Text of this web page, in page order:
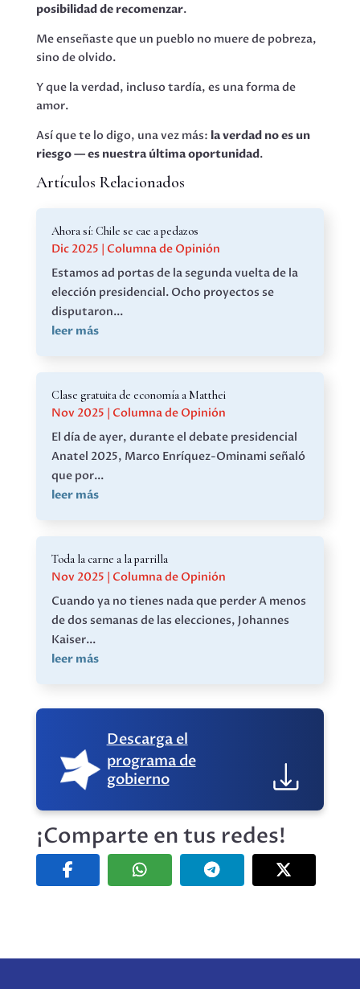
posibilidad de recomenzar.
Me enseñaste que un pueblo no muere de pobreza,
sino de olvido.
Y que la verdad, incluso tardía, es una forma de
amor.
Así que te lo digo, una vez más: la verdad no es un
riesgo — es nuestra última oportunidad.
Artículos Relacionados
Ahora sí: Chile se cae a pedazos
Dic 2025
Columna de Opinión
Estamos ad portas de la segunda vuelta de la
elección presidencial. Ocho proyectos se
disputaron...
leer más
Clase gratuita de economía a Matthei
Nov 2025
Columna de Opinión
El día de ayer, durante el debate presidencial
Anatel 2025, Marco Enríquez-Ominami señaló
que por...
leer más
Toda la carne a la parrilla
Nov 2025
Columna de Opinión
Cuando ya no tienes nada que perder A menos
de dos semanas de las elecciones, Johannes
Kaiser...
leer más
Descarga el
programa de
gobierno
¡Comparte en tus redes!